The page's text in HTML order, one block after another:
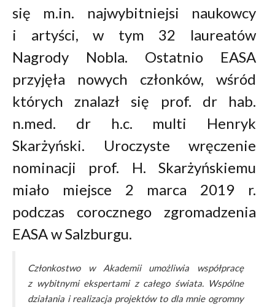
się m.in. najwybitniejsi naukowcy
i artyści, w tym 32 laureatów
Nagrody Nobla. Ostatnio EASA
przyjęła nowych członków, wśród
których znalazł się prof. dr hab.
n.med. dr h.c. multi Henryk
Skarżyński. Uroczyste wręczenie
nominacji prof. H. Skarżyńskiemu
miało miejsce 2 marca 2019 r.
podczas corocznego zgromadzenia
EASA w Salzburgu.
Członkostwo w Akademii umożliwia współpracę
z wybitnymi ekspertami z całego świata. Wspólne
działania i realizacja projektów to dla mnie ogromny